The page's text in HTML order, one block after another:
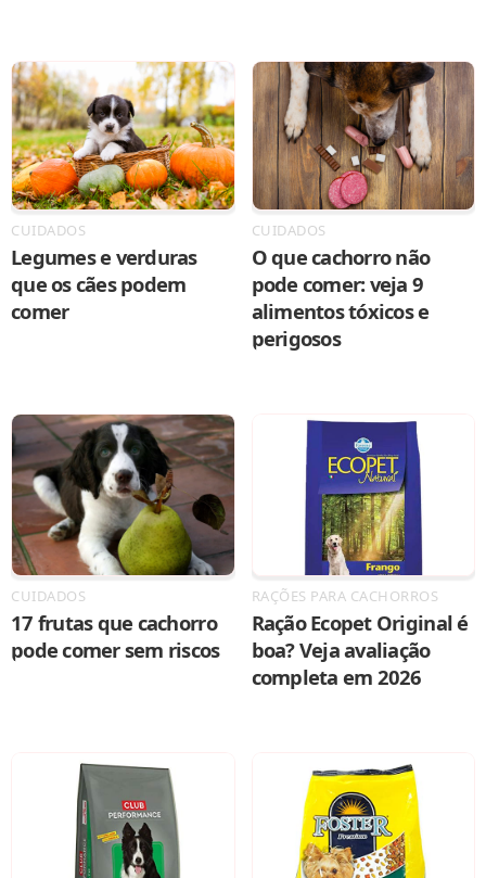
CUIDADOS
Legumes e verduras
que os cães podem
comer
CUIDADOS
O que cachorro não
pode comer: veja 9
alimentos tóxicos e
perigosos
CUIDADOS
17 frutas que cachorro
pode comer sem riscos
RAÇÕES PARA CACHORROS
Ração Ecopet Original é
boa? Veja avaliação
completa em 2026